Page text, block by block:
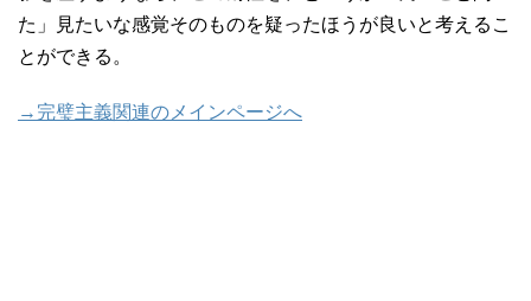
た」見たいな感覚そのものを疑ったほうが良いと考えるこ
とができる。
→完璧主義関連のメインページへ